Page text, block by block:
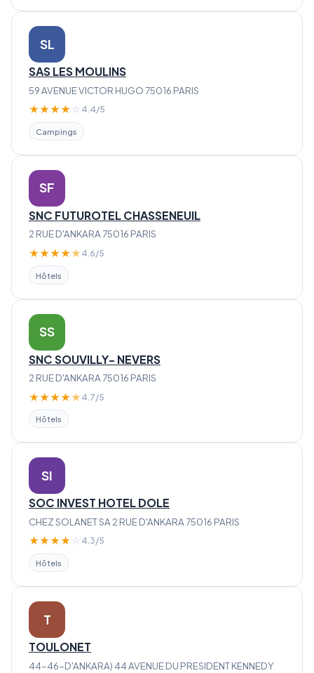
SL
SAS LES MOULINS
59 AVENUE VICTOR HUGO 75016 PARIS
★★★★ ☆ 4.4/5
Campings
SF
SNC FUTUROTEL CHASSENEUIL
2 RUE D'ANKARA 75016 PARIS
★★★★★ 4.6/5
Hôtels
SS
SNC SOUVILLY- NEVERS
2 RUE D'ANKARA 75016 PARIS
★★★★★ 4.7/5
Hôtels
SI
SOC INVEST HOTEL DOLE
CHEZ SOLANET SA 2 RUE D'ANKARA 75016 PARIS
★★★★ ☆ 4.3/5
Hôtels
T
TOULONET
44-46-D'ANKARA) 44 AVENUE DU PRESIDENT KENNEDY